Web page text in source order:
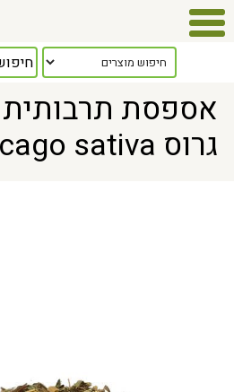
> אספסת תרבותית כל הצמח גרוס Medicago sativa
אספסת
גרוס Medicago sativa